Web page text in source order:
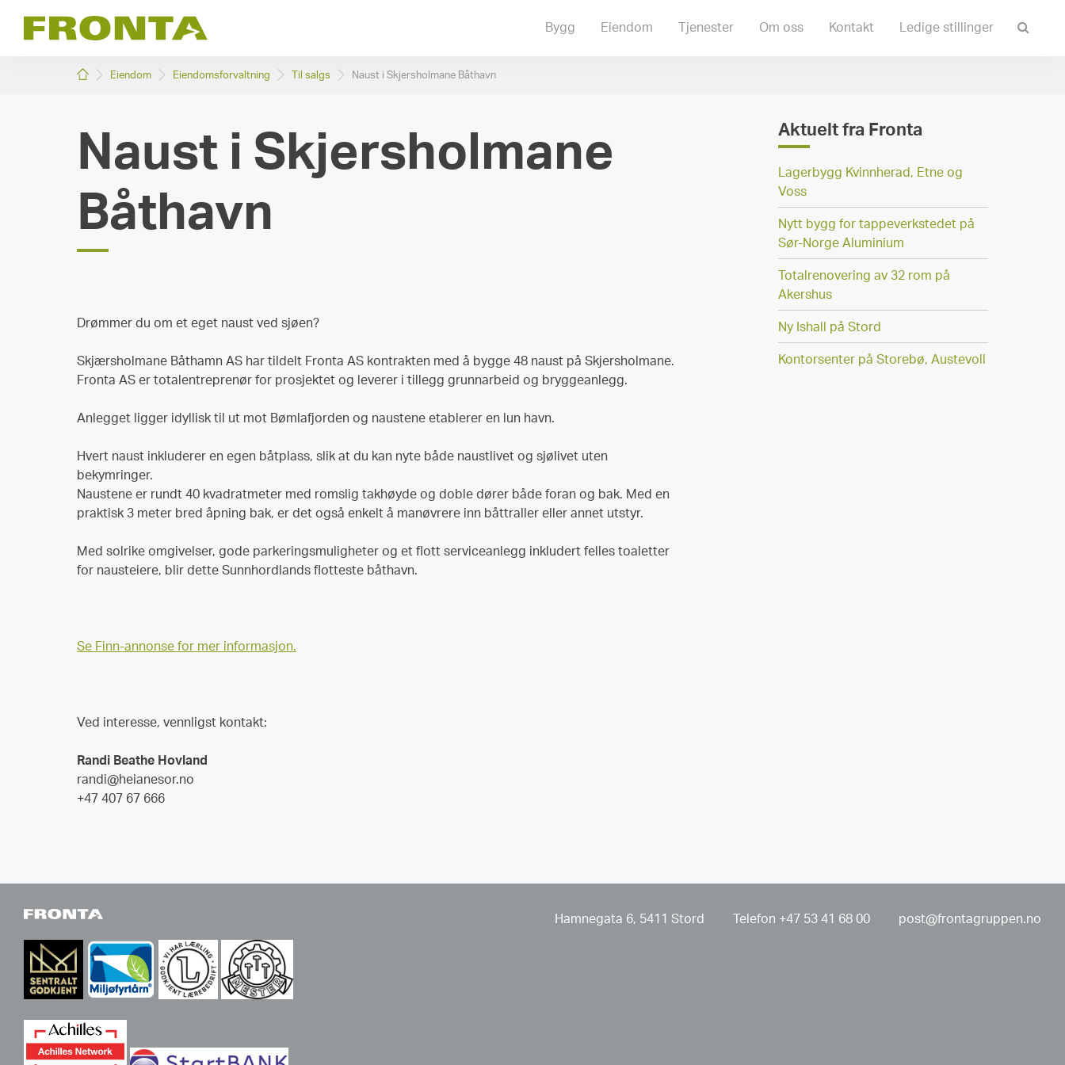
Søk
Bygg Eiendom Tjenester Om oss Kontakt Ledige stillinger
[:no]Gå
main
page[:]
Eiendom Eiendomsforvaltning Til salgs Naust i Skjersholmane Båthavn
Naust i Skjersholmane
Båthavn
Drømmer du om et eget naust ved sjøen?
Skjærsholmane Båthamn AS har tildelt Fronta AS kontrakten med å bygge 48 naust på Skjersholmane.
Fronta AS er totalentreprenør for prosjektet og leverer i tillegg grunnarbeid og bryggeanlegg.
Anlegget ligger idyllisk til ut mot Bømlafjorden og naustene etablerer en lun havn.
Hvert naust inkluderer en egen båtplass, slik at du kan nyte både naustlivet og sjølivet uten
bekymringer.
Naustene er rundt 40 kvadratmeter med romslig takhøyde og doble dører både foran og bak. Med en
praktisk 3 meter bred åpning bak, er det også enkelt å manøvrere inn båttraller eller annet utstyr.
Med solrike omgivelser, gode parkeringsmuligheter og et flott serviceanlegg inkludert felles toaletter
for nausteiere, blir dette Sunnhordlands flotteste båthavn.
Se Finn-annonse for mer informasjon.
Ved interesse, vennligst kontakt:
Randi Beathe Hovland
randi@heianesor.no
+47 407 67 666
Aktuelt fra Fronta
Lagerbygg Kvinnherad, Etne og
Voss
Nytt bygg for tappeverkstedet på
Sør-Norge Aluminium
Totalrenovering av 32 rom på
Akershus
Ny Ishall på Stord
Kontorsenter på Storebø, Austevoll
Hamnegata 6, 5411 Stord Telefon +47 53 41 68 00 post@frontagruppen.no